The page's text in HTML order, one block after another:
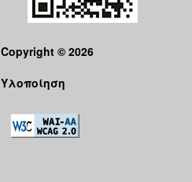
Copyright © 2026
Υλοποίηση